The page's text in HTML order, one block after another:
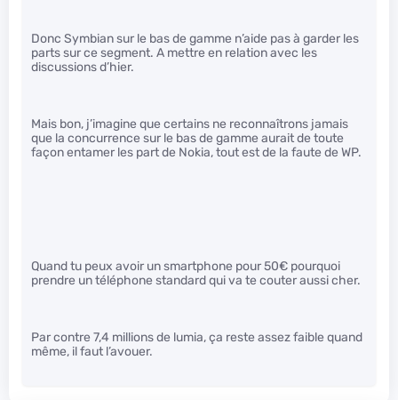
Donc Symbian sur le bas de gamme n’aide pas à garder les
parts sur ce segment. A mettre en relation avec les
discussions d’hier.
Mais bon, j’imagine que certains ne reconnaîtrons jamais
que la concurrence sur le bas de gamme aurait de toute
façon entamer les part de Nokia, tout est de la faute de WP.
Quand tu peux avoir un smartphone pour 50€ pourquoi
prendre un téléphone standard qui va te couter aussi cher.
Par contre 7,4 millions de lumia, ça reste assez faible quand
même, il faut l’avouer.